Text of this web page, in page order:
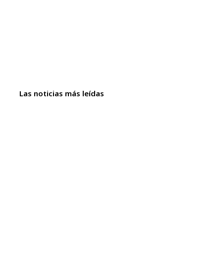
Las noticias más leídas